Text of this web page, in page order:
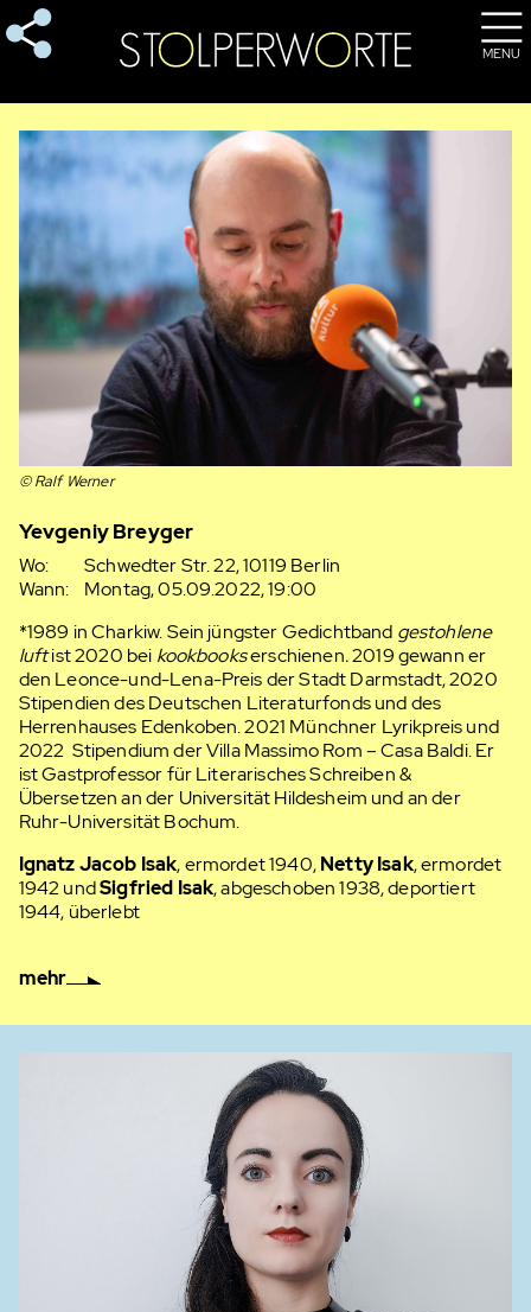
MENU
© Ralf Werner
Yevgeniy Breyger
Wo:
Schwedter Str. 22, 10119 Berlin
Wann:
Montag, 05.09.2022, 19:00
*1989 in Charkiw. Sein jüngster Gedichtband gestohlene
luftist 2020 bei kookbookserschienen.2019 gewann er
den Leonce-und-Lena-Preis der Stadt Darmstadt, 2020
Stipendien des Deutschen Literaturfonds und des
Herrenhauses Edenkoben. 2021 Münchner Lyrikpreis und
2022 Stipendium der Villa Massimo Rom – Casa Baldi. Er
ist Gastprofessor für Literarisches Schreiben &
Übersetzen an der Universität Hildesheim und an der
Ruhr-Universität Bochum.
Ignatz Jacob Isak, ermordet 1940,Netty Isak, ermordet
1942 undSigfried Isak, abgeschoben 1938, deportiert
1944, überlebt
mehr